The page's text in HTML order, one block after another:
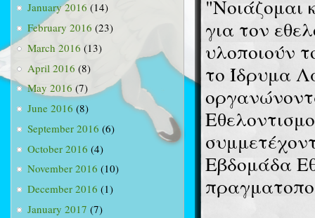
January 2016 (14)
February 2016 (23)
March 2016 (13)
April 2016 (8)
May 2016 (7)
June 2016 (8)
September 2016 (6)
October 2016 (4)
November 2016 (10)
December 2016 (1)
January 2017 (7)
"Νοιάζομαι
για τον
υλοποιούν
το Ίδρυμα
Εβδομάδα